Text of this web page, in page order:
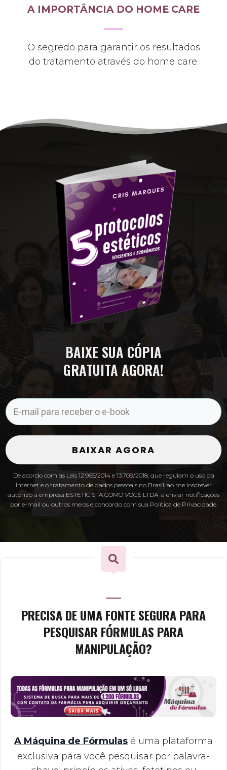
A IMPORTÂNCIA DO HOME CARE
O segredo para garantir os resultados
do tratamento através do home care.
BAIXE SUA CÓPIA
GRATUITA AGORA!
BAIXAR AGORA
De acordo com as Leis 12.965/2014 e 13.709/2018, que regulam o uso da
Internet e o tratamento de dados pessoais no Brasil, ao me inscrever
autorizo a empresa ESTETICISTA COMO VOCÊ LTDA a enviar notificações
por e-mail ou outros meios e concordo com sua Política de Privacidade.
PRECISA DE UMA FONTE SEGURA PARA
PESQUISAR FÓRMULAS PARA
MANIPULAÇÃO?
A Máquina de Fórmulas é uma plataforma
exclusiva para você pesquisar por palavra-